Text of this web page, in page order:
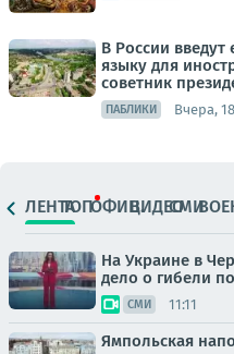
В России
языку для
советник
ПАБЛИКИ Вчера,
ЛЕНТАТОПОФИЦ.ВИДЕОСМИ
На Украине в
дело о гибели
СМИ 11:11
Ямпольская